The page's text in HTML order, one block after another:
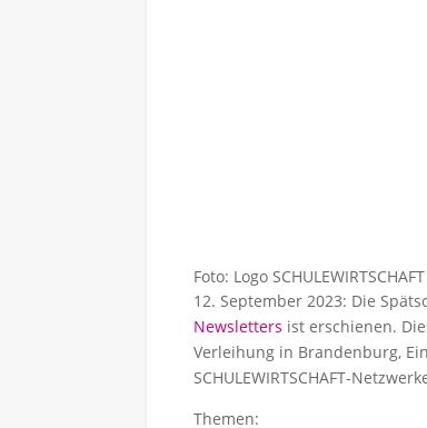
Foto: Logo
12. September 2023: Die
Newsletters ist erschienen.
Verleihung in Brandenburg,
SCHULEWIRTSCHAFT-
Themen: